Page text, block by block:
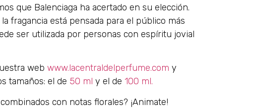
que Balenciaga ha acertado en su elección.
fragancia está pensada para el público más
ser utilizada por personas con espíritu jovial
web www.lacentraldelperfume.com y
tamaños: el de 50 ml y el de 100 ml.
con notas florales? ¡Animate!